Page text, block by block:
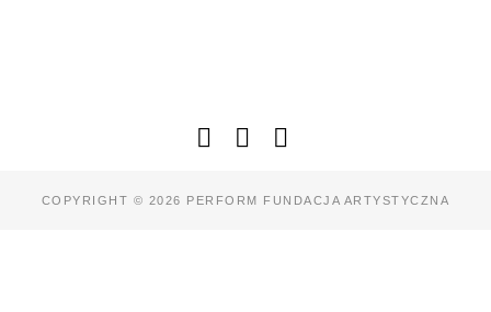
COPYRIGHT © 2026 PERFORM FUNDACJA ARTYSTYCZNA